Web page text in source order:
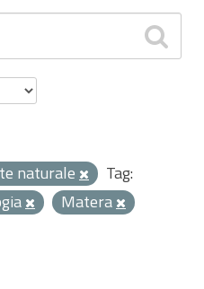
naturale
Tag:
Matera